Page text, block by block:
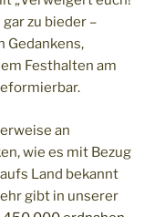
zu bieder –
Gedankens,
Festhalten am
an
wie es mit Bezug
Land bekannt
gibt in unserer